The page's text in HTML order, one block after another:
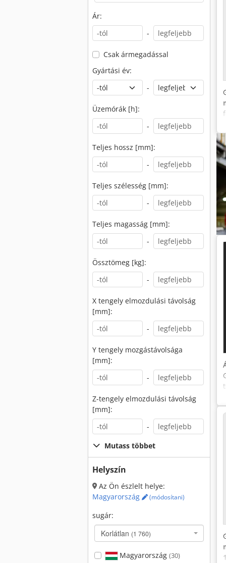
Ár:
-
Csak ármegadással
Gyártási év:
-
Üzemórák [h]:
-
Teljes hossz [mm]:
-
Teljes szélesség [mm]:
-
Teljes magasság [mm]:
-
Össztömeg [kg]:
-
X tengely elmozdulási távolság
[mm]:
-
Y tengely mozgástávolsága
[mm]:
-
Z-tengely elmozdulási távolság
[mm]:
-
Mutass többet
Helyszín
Az Ön észlelt helye:
Magyarország
(módosítani)
sugár:
Korlátlan (1 760)
Magyarország (30)